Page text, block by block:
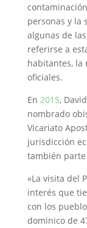
personas y la
algunas de
referirse a
habitantes, la
oficiales.
En 2015,
nombrado
Vicariato
jurisdicción
también parte
«La visita del
interés que
con los
dominico de